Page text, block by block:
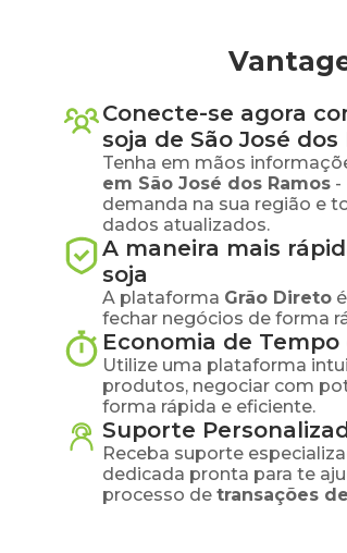
Conecte-se agora
soja de São José dos
Tenha em mãos
em São José dos Ramos -
demanda na sua região e
dados atualizados.
A maneira mais
soja
A plataforma Grão Direto
fechar negócios de forma
Economia de Tempo
Utilize uma plataforma
produtos, negociar com
forma rápida e eficiente.
Suporte
Receba suporte
dedicada pronta para te
processo de transações de